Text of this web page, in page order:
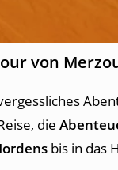
von
die
bis in das